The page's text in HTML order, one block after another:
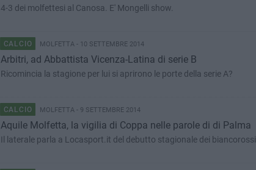
4-3 dei molfettesi al Canosa. E' Mongelli show.
CALCIO MOLFETTA - 10 SETTEMBRE 2014
Arbitri, ad Abbattista Vicenza-Latina di serie B
Ricomincia la stagione per lui si aprirono le porte della serie A?
CALCIO MOLFETTA - 9 SETTEMBRE 2014
Aquile Molfetta, la vigilia di Coppa nelle parole di di Palma
Il laterale parla a Locasport.it del debutto stagionale dei biancorossi.